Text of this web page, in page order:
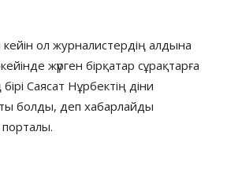
ол журналистердің алдына
жүрген бірқатар сұрақтарға
Саясат Нұрбектің діни
болды, деп хабарлайды